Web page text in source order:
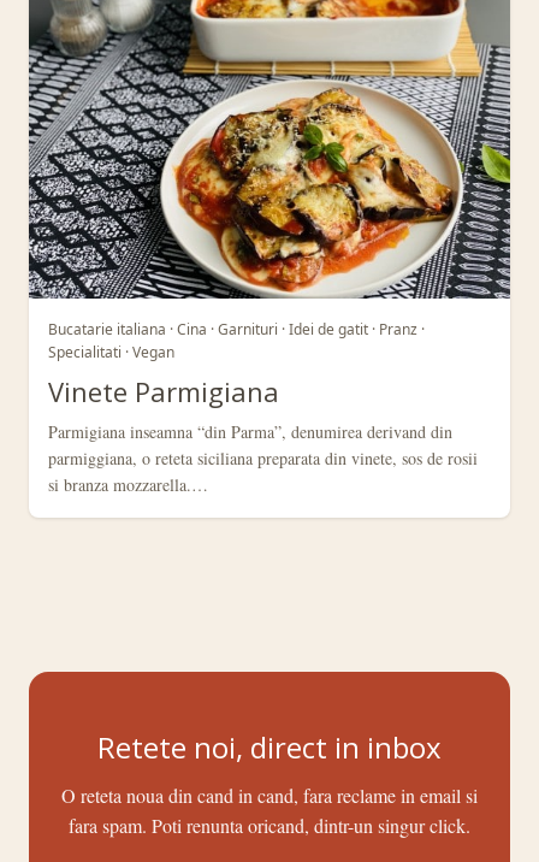
Bucatarie italiana · Cina · Garnituri · Idei de gatit · Pranz ·
Specialitati · Vegan
Vinete Parmigiana
Parmigiana inseamna “din Parma”, denumirea derivand din
parmiggiana, o reteta siciliana preparata din vinete, sos de rosii
si branza mozzarella.…
Retete noi, direct in inbox
O reteta noua din cand in cand, fara reclame in email si
fara spam. Poti renunta oricand, dintr-un singur click.